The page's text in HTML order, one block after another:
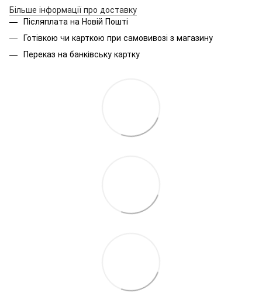
Більше інформації про доставку
Післяплата на Новій Пошті
Готівкою чи карткою при самовивозі з магазину
Переказ на банківську картку